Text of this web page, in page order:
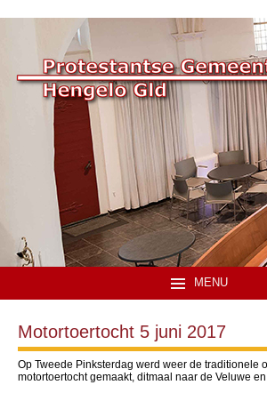
MENU
Motortoertocht 5 juni 2017
Op Tweede Pinksterdag werd weer de traditionele
motortoertocht gemaakt, ditmaal naar de Veluwe